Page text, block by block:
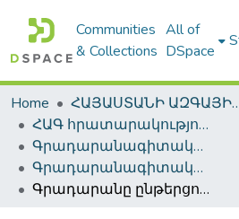
Communities
& Collections
All of
DSpace
Home
ՀԱՅԱՍՏԱՆԻ ԱԶԳԱՅԻՆ ԳՐԱԴԱՐԱՆԻ
ՀԱԳ հրատարակություններ / NLA Publications
Գրադարանագիտական մեթոդական հրատարակություններ / Library methodological publications
Գրադարանագիտական մեթոդական հրատարակություններ / Library methodological publications
Գրադարանը ընթերցողին: ՍՄԿԿ 26-րդ համագումարի որոշումների պրոպագանդան գր-րաններում: (Մեթոդական նյութեր գրադարանավարների համար)